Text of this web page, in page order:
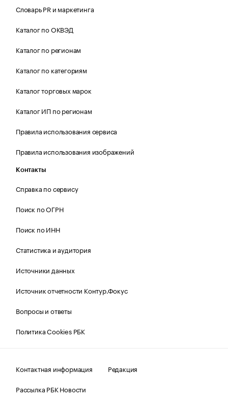
Словарь PR и маркетинга
Каталог по ОКВЭД
Каталог по регионам
Каталог по категориям
Каталог торговых марок
Каталог ИП по регионам
Правила использования сервиса
Правила использования изображений
Контакты
Справка по сервису
Поиск по ОГРН
Поиск по ИНН
Статистика и аудитория
Источники данных
Источник отчетности Контур.Фокус
Вопросы и ответы
Политика Cookies РБК
Контактная информация
Редакция
Рассылка РБК Новости